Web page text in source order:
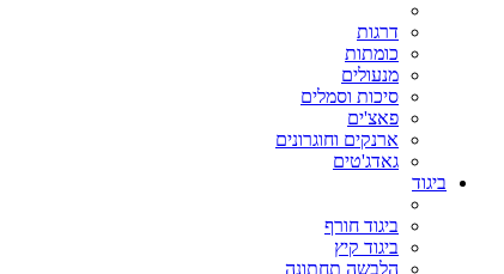
דרגות
כומתות
מנעולים
סיכות וסמלים
פאצ'ים
ארנקים וחוגרונים
גאדג'טים
ביגוד
ביגוד חורף
ביגוד קיץ
הלבשה תחתונה